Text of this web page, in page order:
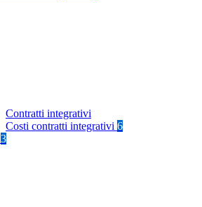
Contratti integrativi
Costi contratti integrativi 6
3